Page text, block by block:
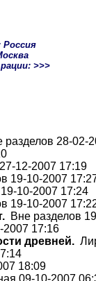
>>>
разделов 28-02-
12-2007 17:19
19-10-2007
10-2007 17:24
19-10-2007
Вне разделов
2007 17:16
древней.
18:09
09-10-2007